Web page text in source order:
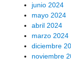
junio 2024
mayo 2024
abril 2024
marzo 2024
diciembre
noviembre